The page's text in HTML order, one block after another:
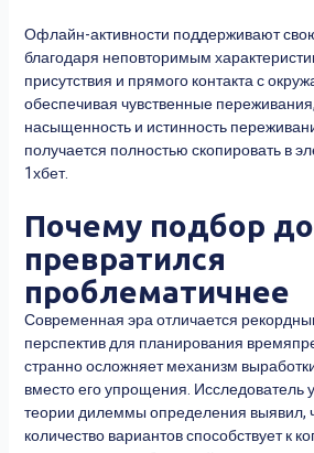
Офлайн-активности поддерживают
благодаря неповторимым
присутствия и прямого контакта с
обеспечивая чувственные
насыщенность и истинность
получается полностью скопировать в
1хбет.
Почему подбор
превратился
проблематичнее
Современная эра отличается
перспектив для планирования
странно осложняет механизм
вместо его упрощения. Исследователь
теории дилеммы определения выявил,
количество вариантов способствует к